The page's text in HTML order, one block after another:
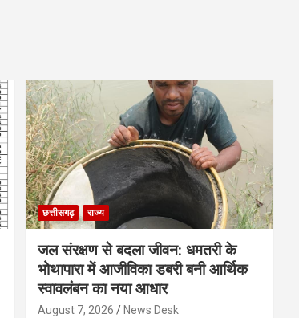
छत्तीसगढ़ राज्य
जल संरक्षण से बदला जीवन: धमतरी के
भोथापारा में आजीविका डबरी बनी आर्थिक
स्वावलंबन का नया आधार
August 7, 2026 News Desk